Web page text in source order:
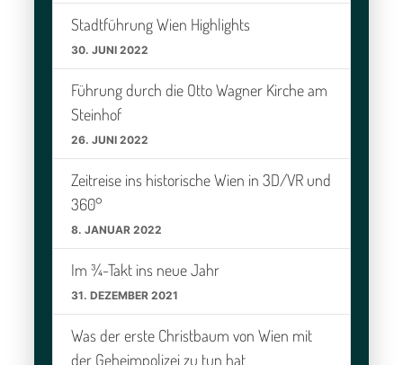
Stadtführung Wien Highlights
30. JUNI 2022
Führung durch die Otto Wagner Kirche am
Steinhof
26. JUNI 2022
Zeitreise ins historische Wien in 3D/VR und
360°
8. JANUAR 2022
Im ¾-Takt ins neue Jahr
31. DEZEMBER 2021
Was der erste Christbaum von Wien mit
der Geheimpolizei zu tun hat